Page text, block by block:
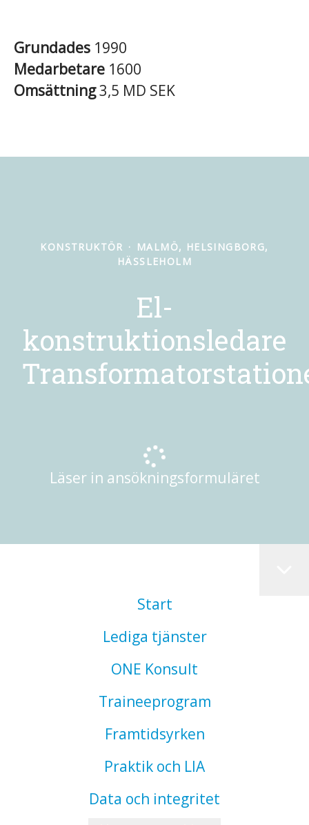
Grundades 1990
Medarbetare 1600
Omsättning3,5 MD SEK
KONSTRUKTÖR · MALMÖ, HELSINGBORG,
HÄSSLEHOLM
El-
konstruktionsledare
Läser in ansökningsformuläret
Start
Lediga tjänster
ONE Konsult
Traineeprogram
Framtidsyrken
Praktik och LIA
Data och integritet